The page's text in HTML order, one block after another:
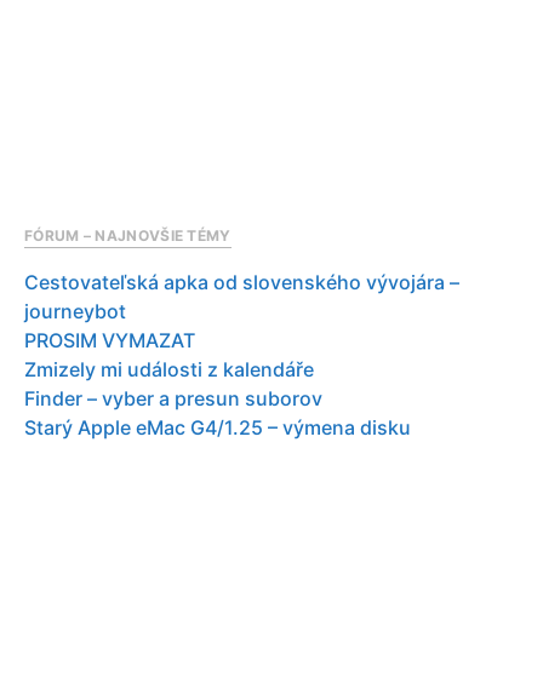
FÓRUM – NAJNOVŠIE TÉMY
Cestovateľská apka od slovenského vývojára –
journeybot
PROSIM VYMAZAT
Zmizely mi události z kalendáře
Finder – vyber a presun suborov
Starý Apple eMac G4/1.25 – výmena disku